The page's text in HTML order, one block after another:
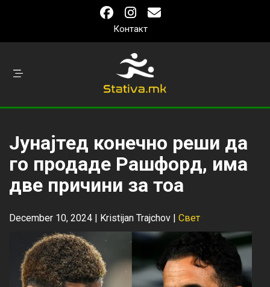
Контакт
Јунајтед конечно реши да
го продаде Рашфорд, има
две причини за тоа
December 10, 2024 | Kristijan Trajchov | Свет